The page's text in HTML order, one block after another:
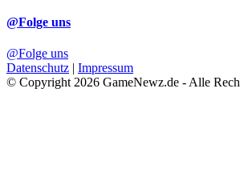
@Folge uns
@Folge uns
Datenschutz | Impressum
© Copyright 2026 GameNewz.de - Alle